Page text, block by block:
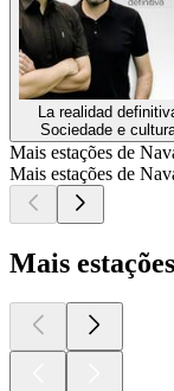
La realidad
Sociedade e
Mais estações de
Mais estações de
Mais